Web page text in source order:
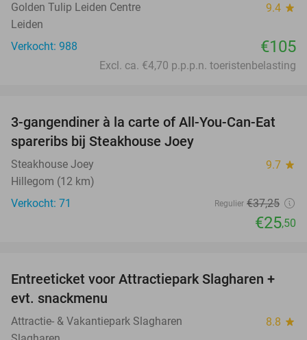
Golden Tulip Leiden Centre 9.4 star
Leiden
Verkocht: 988
€105
Excl. ca. €4,70 p.p.p.n. toeristenbelasting
32%
3-gangendiner à la carte of All-You-Can-Eat
spareribs bij Steakhouse Joey
Steakhouse Joey 9.7 star
Hillegom (12 km)
Verkocht: 71
Regulier €37,25
€25,50
41%
Entreeticket voor Attractiepark Slagharen +
evt. snackmenu
Attractie- & Vakantiepark Slagharen 8.8 star